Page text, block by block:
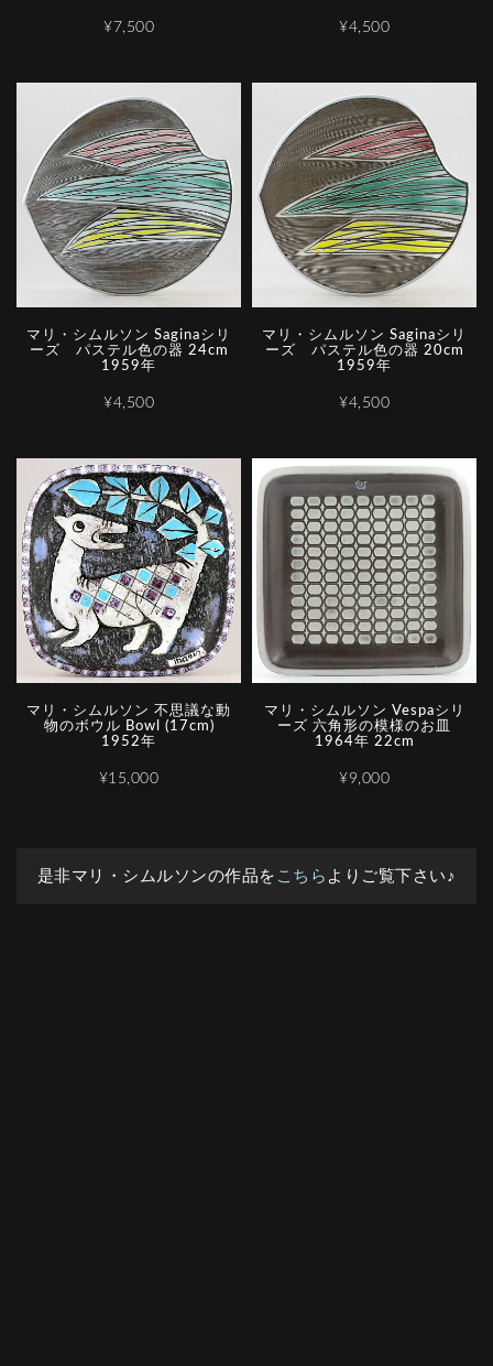
¥7,500 ¥4,500
マリ・シムルソン Saginaシリ
ーズ パステル色の器 24cm
1959年
¥4,500
マリ・シムルソン Saginaシリ
ーズ パステル色の器 20cm
1959年
¥4,500
マリ・シムルソン 不思議な動
物のボウル Bowl (17cm)
1952年
¥15,000
マリ・シムルソン Vespaシリ
ーズ 六角形の模様のお皿
1964年 22cm
¥9,000
是非マリ・シムルソンの作品を こちら よりご覧下さい♪